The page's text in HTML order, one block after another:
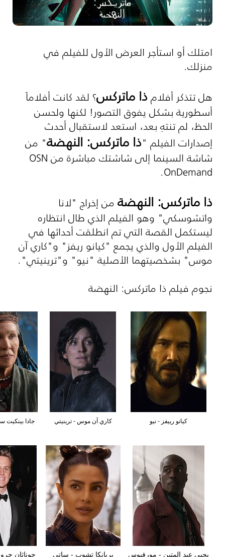
امتلك أو استأجر العرض الأول للفيلم في
منزلك.
هل تتذكر أفلامذا ماتركس؟ لقد كانت أفلاماً
أسطورية بشكل يفوق التصور! لكنها ولحسن
الحظ، لم تنتهِ بعد، استعد لاستقبال أحدث
إصدارات الفيلم "ذا ماتركس: النهضة" من
شاشة السينما إلى شاشتك مباشرة منOSN
OnDemand
.
ذا ماتركس: النهضةمن إخراج "لانا
واتشوسكي" وهو الفيلم الذي طال انتظاره
ليستكمل القصة التي تم انطلقت أحداثها في
الفيلم الأول والذي يجمع "كيانو ريفز" و"كاري آن
موس" بشخصيتهما الأصلية "نيو" و"ترينيتي".
نجوم فيلم ذا ماتركس: النهضة
كيانو رييفز - نيو كاري آن موس - ترينيتي جادا بينكيت
يحيى عبد المتين - مورفيوس بريانكا تشوب - ساتي جوناثان